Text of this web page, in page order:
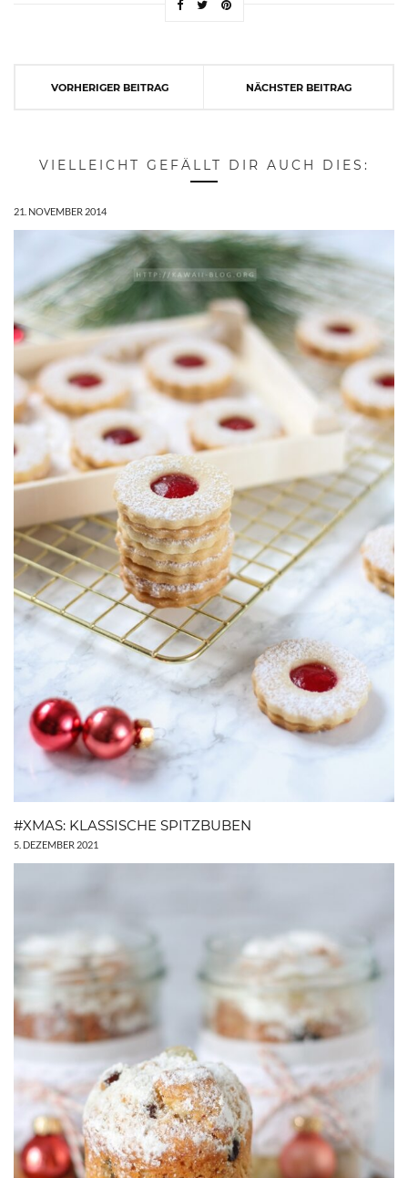
VORHERIGER BEITRAG NÄCHSTER BEITRAG
VIELLEICHT GEFÄLLT DIR AUCH DIES:
21. NOVEMBER 2014
#XMAS: KLASSISCHE SPITZBUBEN
5. DEZEMBER 2021